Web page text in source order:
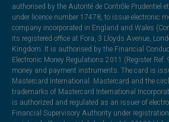
authorised by the Autorité de Contrôle Prudentiel
under licence number 17478, to issue electronic
company incorporated in England and Wales
its registered office at Fora, 3 Lloyds Avenue,
Kingdom. It is authorised by the Financial
Electronic Money Regulations 2011 (Register
money and payment instruments. The card is
Mastercard International. Mastercard and the
trademarks of Mastercard International
is authorized and regulated as an issuer of
Financial Supervisory Authority under